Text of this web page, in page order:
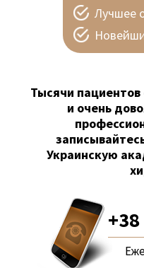
Лучшее
Тысячи
и очень
Украинскую